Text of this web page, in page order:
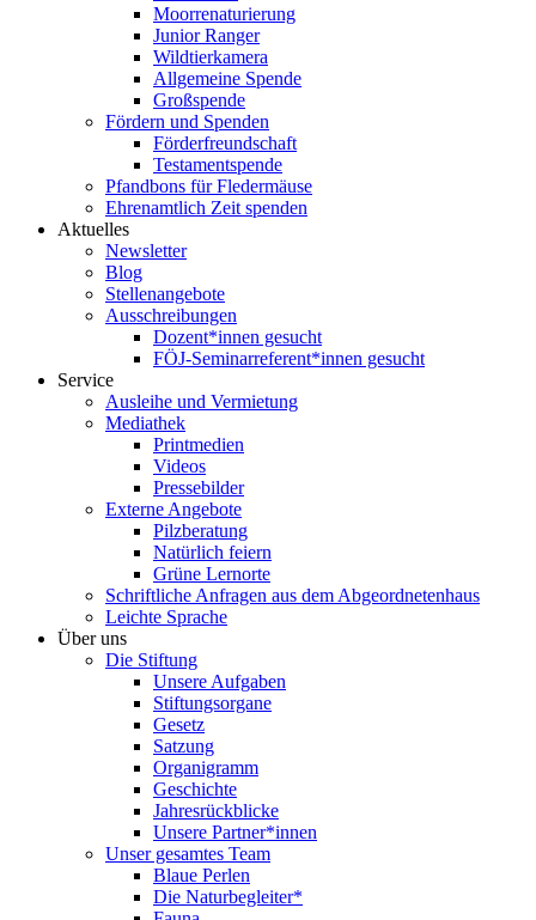
Moorrenaturierung
Junior Ranger
Wildtierkamera
Allgemeine Spende
Großspende
Fördern und Spenden
Förderfreundschaft
Testamentspende
Pfandbons für Fledermäuse
Ehrenamtlich Zeit spenden
Aktuelles
Newsletter
Blog
Stellenangebote
Ausschreibungen
Dozent*innen gesucht
FÖJ-Seminarreferent*innen gesucht
Service
Ausleihe und Vermietung
Mediathek
Printmedien
Videos
Pressebilder
Externe Angebote
Pilzberatung
Natürlich feiern
Grüne Lernorte
Schriftliche Anfragen aus dem Abgeordnetenhaus
Leichte Sprache
Über uns
Die Stiftung
Unsere Aufgaben
Stiftungsorgane
Gesetz
Satzung
Organigramm
Geschichte
Jahresrückblicke
Unsere Partner*innen
Unser gesamtes Team
Blaue Perlen
Die Naturbegleiter*